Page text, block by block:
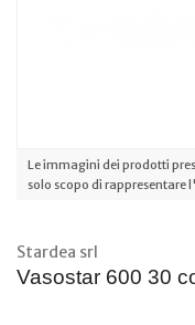
Le immagini dei prodotti
solo scopo di rappresentare
Stardea srl
Vasostar 600 30